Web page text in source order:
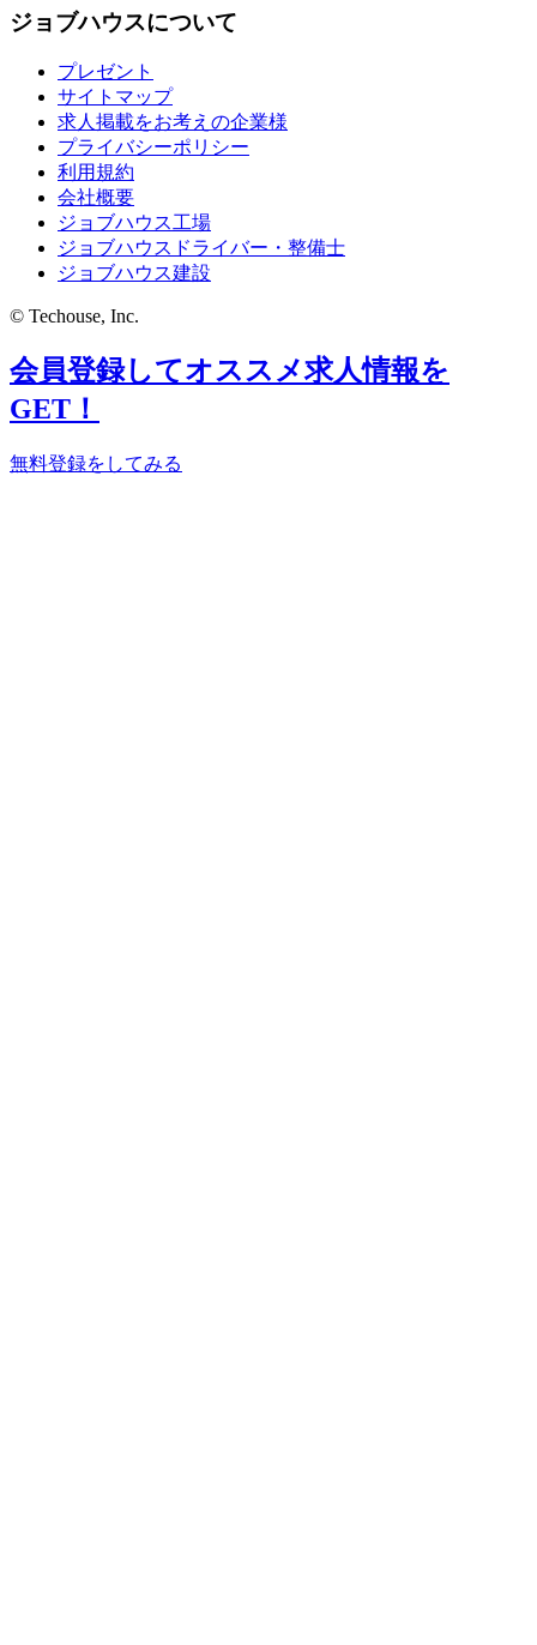
ジョブハウスについて
プレゼント
サイトマップ
求人掲載をお考えの企業様
プライバシーポリシー
利用規約
会社概要
ジョブハウス工場
ジョブハウスドライバー・整備士
ジョブハウス建設
© Techouse, Inc.
会員登録してオススメ求人情報を
GET！
無料登録をしてみる